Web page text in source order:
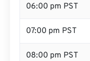
06:00 pm PST
07:00 pm PST
08:00 pm PST